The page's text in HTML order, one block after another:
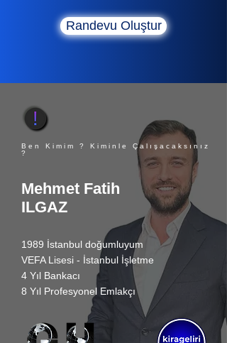
Randevu Oluştur
Ben Kimim ? Kiminle Çalışacaksınız
?
Mehmet Fatih
ILGAZ
1989 İstanbul doğumluyum
VEFA Lisesi - İstanbul İşletme
4 Yıl Bankacı
8 Yıl Profesyonel Emlakçı